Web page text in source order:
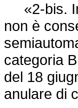
«2-bis. In
non è
categoria
del 18
anulare di